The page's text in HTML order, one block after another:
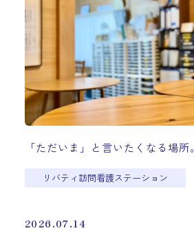
「ただいま」と言いたくなる場所。
リバティ訪問看護ステーション
2026.07.14